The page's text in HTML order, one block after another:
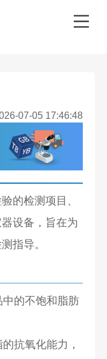
07-05 17:46:48
的检测项目、
设备，旨在为
指导。
的不饱和脂肪
抗氧化能力，